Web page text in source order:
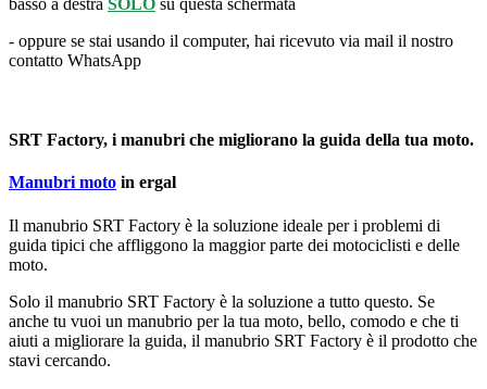
basso a destra SOLO su questa schermata
- oppure se stai usando il computer, hai ricevuto via mail il nostro
contatto WhatsApp
SRT Factory, i manubri che migliorano la guida della tua moto.
Manubri moto in ergal
Il manubrio SRT Factory è la soluzione ideale per i problemi di
guida tipici che affliggono la maggior parte dei motociclisti e delle
moto.
Solo il manubrio SRT Factory è la soluzione a tutto questo. Se
anche tu vuoi un manubrio per la tua moto, bello, comodo e che ti
aiuti a migliorare la guida, il manubrio SRT Factory è il prodotto che
stavi cercando.